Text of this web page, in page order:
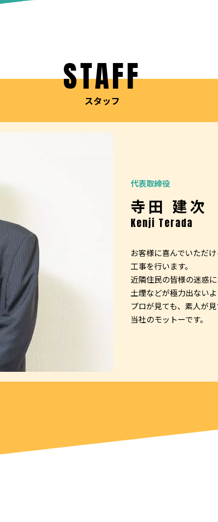
STAFF
スタッフ
代表取締役
寺田 建次
Kenji Terada
お客様に喜んでいただ
工事を行います。
近隣住民の皆様の迷惑
土煙などが極力出ない
プロが見ても、素人が
当社のモットーです。